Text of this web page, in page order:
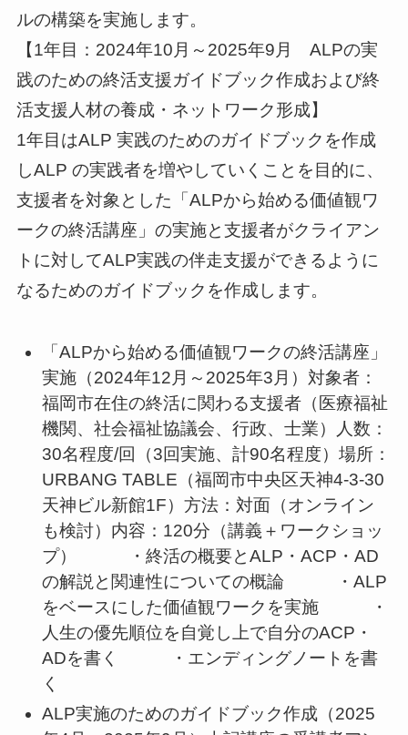
ルの構築を実施します。
【1年目：2024年10月～2025年9月 ALPの実
践のための終活支援ガイドブック作成および終
活支援人材の養成・ネットワーク形成】
1年目はALP 実践のためのガイドブックを作成
しALP の実践者を増やしていくことを目的に、
支援者を対象とした「ALPから始める価値観ワ
ークの終活講座」の実施と支援者がクライアン
トに対してALP実践の伴走支援ができるように
なるためのガイドブックを作成します。
「ALPから始める価値観ワークの終活講座」
実施（2024年12月～2025年3月）対象者：
福岡市在住の終活に関わる支援者（医療福祉
機関、社会福祉協議会、行政、士業）人数：
30名程度/回（3回実施、計90名程度）場所：
URBANG TABLE（福岡市中央区天神4-3-30
天神ビル新館1F）方法：対面（オンライン
も検討）内容：120分（講義＋ワークショッ
プ） ・終活の概要とALP・ACP・AD
の解説と関連性についての概論 ・ALP
をベースにした価値観ワークを実施 ・
人生の優先順位を自覚し上で自分のACP・
ADを書く ・エンディングノートを書
く
ALP実施のためのガイドブック作成（2025